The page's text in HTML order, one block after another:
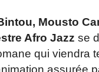
Mousto
Afro Jazz se
qui viendra
assurée